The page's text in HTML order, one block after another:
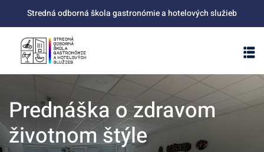
content
Stredná odborná škola gastronómie a hotelových služieb
Prednáška o zdravom
životnom štýle